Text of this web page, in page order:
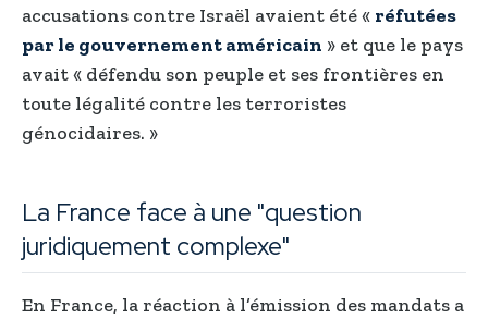
accusations contre Israël avaient été « réfutées
par le gouvernement américain » et que le pays
avait « défendu son peuple et ses frontières en
toute légalité contre les terroristes
génocidaires. »
La France face à une "question
juridiquement complexe"
En France, la réaction à l’émission des mandats a